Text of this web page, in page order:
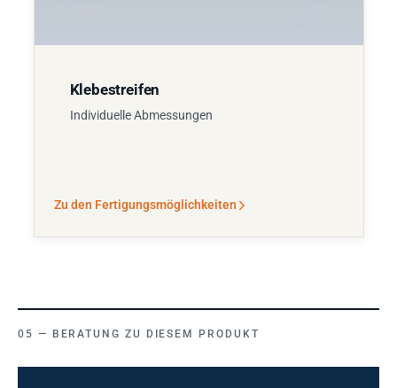
Klebestreifen
Individuelle Abmessungen
Zu den Fertigungsmöglichkeiten
BERATUNG ZU DIESEM PRODUKT